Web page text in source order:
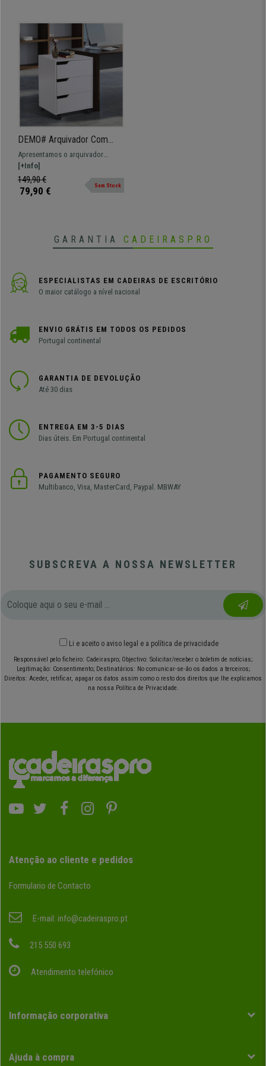
DEMO# Arquivador Com
Rodas YOKU, 40x50x57,5
cm, Madeira, Cor Branco
Apresentamos o arquivador
YOKU. Modelo espaçoso que
permite grande armazenamento de
documentos.
[+Info]
149,90 €
79,90 € Sem Stock
GARANTIA CADEIRASPRO
ESPECIALISTAS EM CADEIRAS DE ESCRITÓRIO
O maior catálogo a nível nacional
ENVIO GRÁTIS EM TODOS OS PEDIDOS
Portugal continental
GARANTIA DE DEVOLUÇÃO
Até 30 dias
ENTREGA EM 3-5 DIAS
Dias úteis. Em Portugal continental
PAGAMENTO SEGURO
Multibanco, Visa, MasterCard, Paypal. MBWAY
SUBSCREVA A NOSSA NEWSLETTER
Li e aceito o aviso legal e a política de privacidade
Responsável pelo ficheiro: Cadeiraspro; Objectivo: Solicitar/receber o boletim de notícias;
Legitimação: Consentimento; Destinatários: No comunicar-se-ão os dados a terceiros;
Direitos: Aceder, retificar, apagar os datos assim como o resto dos direitos que lhe explicamos
na nossa Política de Privacidade.
Atenção ao cliente e pedidos
Formulario de Contacto
E-mail: info@cadeiraspro.pt
215 550 693
Atendimento telefónico
Informação corporativa
Ajuda à compra